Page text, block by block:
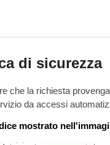
di sicurezza
che la richiesta
da accessi
mostrato